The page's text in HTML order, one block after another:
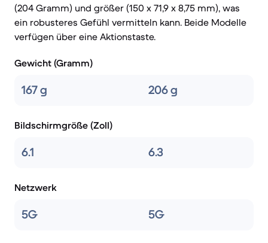
(204 Gramm) und größer (150 x 71,9 x 8,75 mm), was
ein robusteres Gefühl vermitteln kann. Beide Modelle
verfügen über eine Aktionstaste.
Gewicht (Gramm)
167 g 206 g
Bildschirmgröße (Zoll)
6.1 6.3
Netzwerk
5G 5G